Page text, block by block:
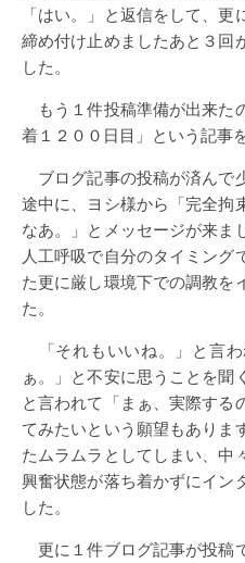
「はい。」と返信をして、
締め付け止めましたあと３回
した。
もう１件投稿準備が出来た
着１２００日目」という記事
ブログ記事の投稿が済んで
途中に、ヨシ様から「完全拘
なあ。」とメッセージが来ま
人工呼吸で自分のタイミング
た更に厳し環境下での調教を
た。
「それもいいね。」と言
ぁ。」と不安に思うことを聞
と言われて「まぁ、実際する
てみたいという願望もありま
たムラムラとしてしまい、中
興奮状態が落ち着かずにイン
した。
更に１件ブログ記事が投稿